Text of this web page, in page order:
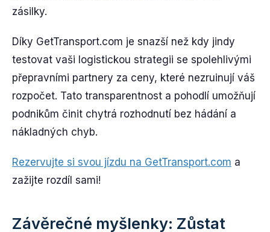
zásilky.
Díky GetTransport.com je snazší než kdy jindy
testovat vaši logistickou strategii se spolehlivými
přepravními partnery za ceny, které nezruinují váš
rozpočet. Tato transparentnost a pohodlí umožňují
podnikům činit chytrá rozhodnutí bez hádání a
nákladných chyb.
Rezervujte si svou jízdu na GetTransport.com a
zažijte rozdíl sami!
Závěrečné myšlenky: Zůstat